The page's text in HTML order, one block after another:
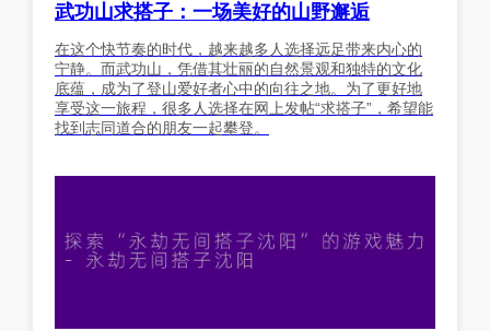
武功山求搭子：一场美好的山野邂逅
在这个快节奏的时代，越来越多人选择远足带来内心的
宁静。而武功山，凭借其壮丽的自然景观和独特的文化
底蕴，成为了登山爱好者心中的向往之地。为了更好地
享受这一旅程，很多人选择在网上发帖“求搭子”，希望能
找到志同道合的朋友一起攀登。